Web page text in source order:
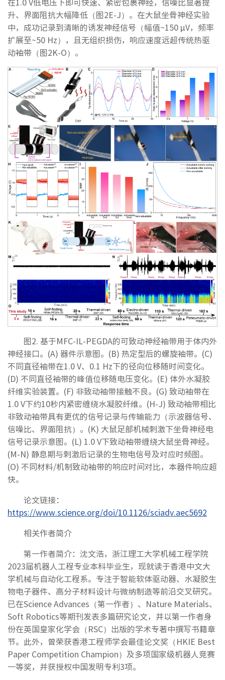
升、界面阻抗大幅降低（图2E-J）。在大鼠坐骨神经实验
中，成功记录到清晰的诱发神经信号（幅值~150 μV，频率
扩展至~50 Hz），且无组织损伤，响应速度远超传统热驱
动袖带（图2K-O）。
图2. 基于MFC-IL-PEGDA的可致动神经袖带用于体内外
神经接口。(A) 器件示意图。(B) 热定型后的螺旋袖带。(C)
不同直径袖带在1.0 V、0.1 Hz下的径向位移随时间变化。
(D) 不同直径袖带的峰值位移随电压变化。(E) 体外水凝胶
纤维实验装置。(F) 非致动袖带接触不良。(G) 致动袖带在
1.0 V下约10秒内紧密缠绕水凝胶纤维。(H-J) 致动袖带相比
非致动袖带具有更优的信号记录与传输能力（示波器信号、
信噪比、界面阻抗）。(K) 大鼠足部机械刺激下坐骨神经电
信号记录示意图。(L) 1.0 V下致动袖带缠绕大鼠坐骨神经。
(M-N) 静息期与刺激后记录的生物电信号及对应时频图。
(O) 不同材料/机制致动袖带的响应时间对比，本器件响应超
快。
论文链接：
https://www.science.org/doi/10.1126/sciadv.aec5692
相关作者简介
第一作者简介：沈文浩，浙江理工大学机械工程学院
2023届机器人工程专业本科毕业生，现就读于香港中文大
学机械与自动化工程系。专注于智能软体驱动器、水凝胶生
物电子器件、高分子材料设计与微纳制造等前沿交叉研究。
已在Science Advances（第一作者）、Nature Materials、
Soft Robotics等期刊发表多篇研究论文，并以第一作者身
份在英国皇家化学会（RSC）出版的学术专著中撰写书籍章
节。此外，曾荣获香港工程师学会最佳论文奖（HKIE Best
Paper Competition Champion）及多项国家级机器人竞赛
一等奖，并获授权中国发明专利3项。